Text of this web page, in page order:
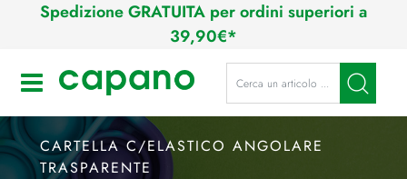
Spedizione GRATUITA per ordini superiori a
39,90€*
Open La modifica di un filtro
CARTELLA C/ELASTICO ANGOLARE
TRASPARENTE